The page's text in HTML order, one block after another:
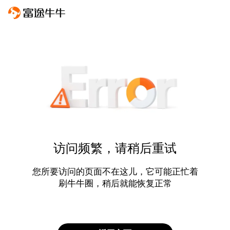
访问频繁，请稍后重试
您所要访问的页面不在这儿，它可能正忙着
刷牛牛圈，稍后就能恢复正常